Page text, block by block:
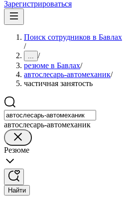
Зарегистрироваться
Поиск сотрудников в Бавлах
/
... /
резюме в Бавлах/
автослесарь-автомеханик/
частичная занятость
автослесарь-автомеханик
Резюме
Найти